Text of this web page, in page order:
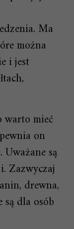
Ma
można
i jest
warto mieć
on
są
Zazwyczaj
drewna,
dla osób